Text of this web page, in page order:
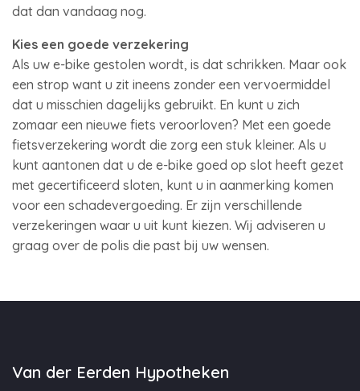
dat dan vandaag nog.
Kies een goede verzekering
Als uw e-bike gestolen wordt, is dat schrikken. Maar ook
een strop want u zit ineens zonder een vervoermiddel
dat u misschien dagelijks gebruikt. En kunt u zich
zomaar een nieuwe fiets veroorloven? Met een goede
fietsverzekering wordt die zorg een stuk kleiner. Als u
kunt aantonen dat u de e-bike goed op slot heeft gezet
met gecertificeerd sloten, kunt u in aanmerking komen
voor een schadevergoeding. Er zijn verschillende
verzekeringen waar u uit kunt kiezen. Wij adviseren u
graag over de polis die past bij uw wensen.
Van der Eerden Hypotheken